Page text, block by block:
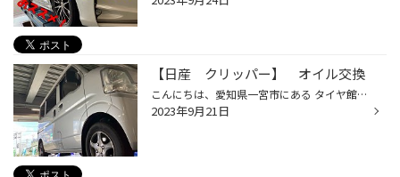
【日産 クリッパー】 オイル交換
こんにちは、愛知県一宮市にある タイヤ館一宮バイパス店です。 一宮市内だけでなく、 江南市・北名古屋市・岩倉市・羽島市などからも ご来店いただきまして、ありがとうございます！ 【タイヤ館一宮アクセスMAP】↓ https://www.taiyakan.co.jp/shop/ichinomiya-b/about/access/ 本日の作業ご紹介で...
2023年9月21日